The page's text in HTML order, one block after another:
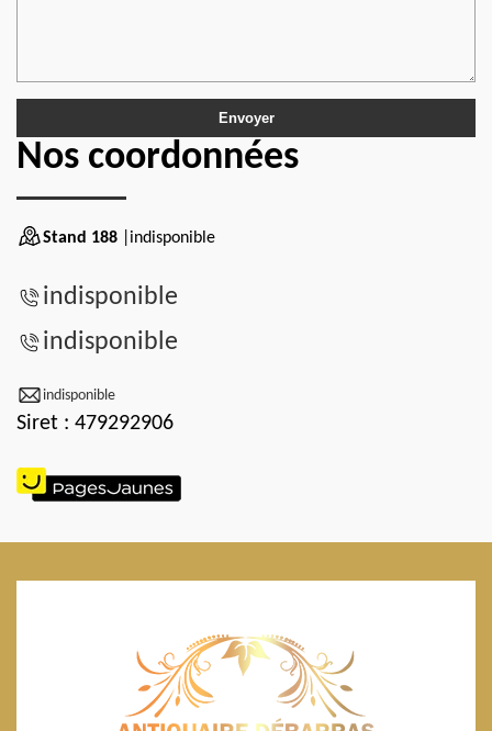
Nos coordonnées
Stand 188 |indisponible
indisponible
indisponible
indisponible
Siret : 479292906